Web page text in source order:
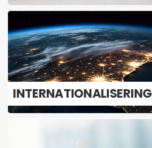
IN­TER­NA­TI­O­NA­LI­SE­RING